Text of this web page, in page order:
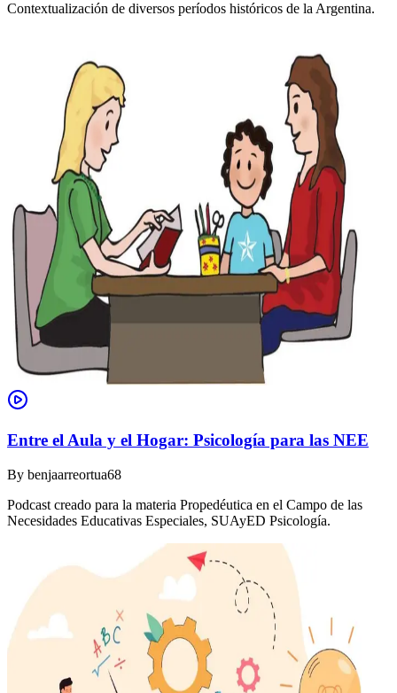
Contextualización de diversos períodos históricos de la Argentina.
Entre el Aula y el Hogar: Psicología para las NEE
By benjaarreortua68
Podcast creado para la materia Propedéutica en el Campo de las
Necesidades Educativas Especiales, SUAyED Psicología.